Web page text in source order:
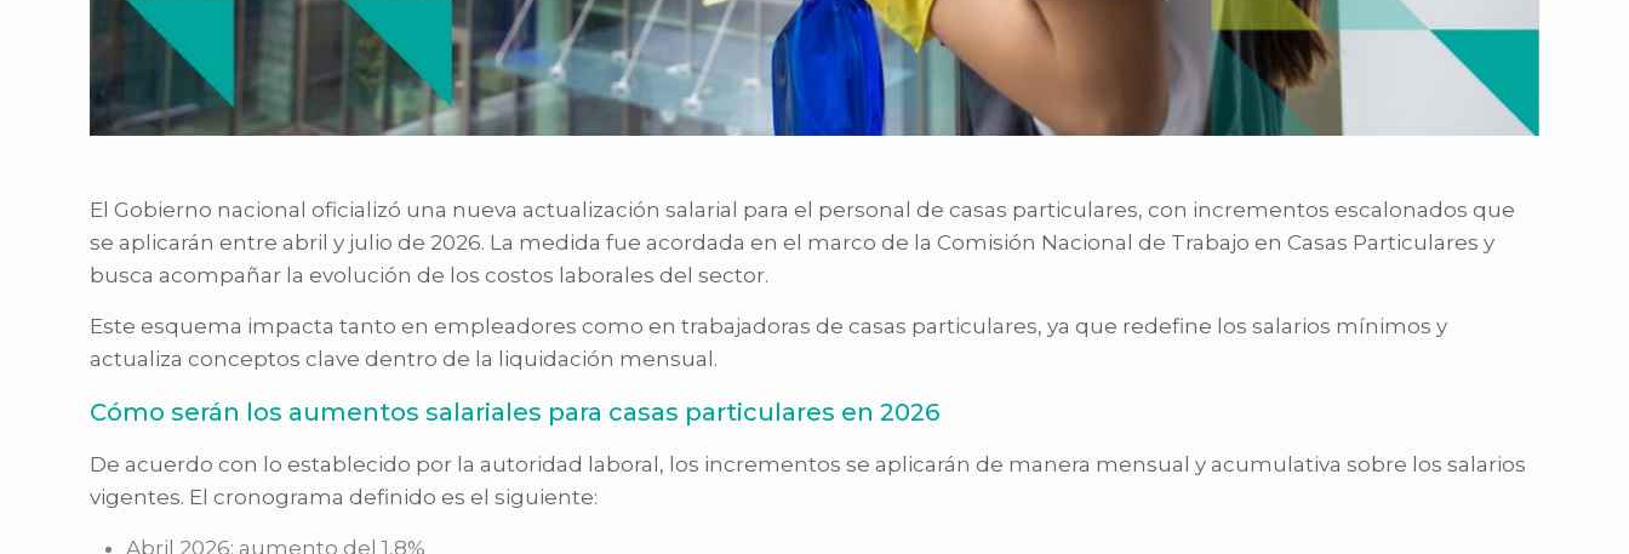
El Gobierno nacional oficializó una nueva actualización salarial para el personal de casas particulares, con incrementos escalonados que
se aplicarán entre abril y julio de 2026. La medida fue acordada en el marco de la Comisión Nacional de Trabajo en Casas Particulares y
busca acompañar la evolución de los costos laborales del sector.
Este esquema impacta tanto en empleadores como en trabajadoras de casas particulares, ya que redefine los salarios mínimos y
actualiza conceptos clave dentro de la liquidación mensual.
Cómo serán los aumentos salariales para casas particulares en 2026
De acuerdo con lo establecido por la autoridad laboral, los incrementos se aplicarán de manera mensual y acumulativa sobre los salarios
vigentes. El cronograma definido es el siguiente:
Abril 2026: aumento del 1,8%